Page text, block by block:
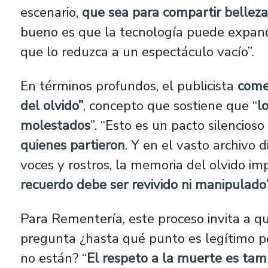
escenario, que sea para compartir
bueno es que la tecnología puede
que lo reduzca a un espectáculo vacío”.
En términos profundos, el publicista
del olvido”, concepto que sostiene que “
molestados”. “Esto es un pacto
quienes partieron. Y en el vasto archivo
voces y rostros, la memoria del olvido
recuerdo debe ser revivido ni manipulado
Para Rementería, este proceso invita a
pregunta ¿hasta qué punto es legítimo
no están? “El respeto a la muerte es